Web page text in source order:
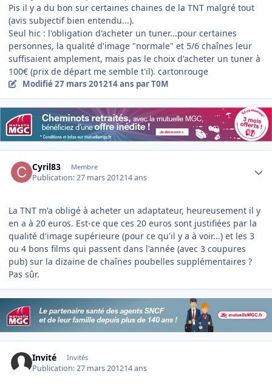
Pis il y a du bon sur certaines chaines de la TNT malgré tout
(avis subjectif bien entendu...).
Seul hic : l'obligation d'acheter un tuner...pour certaines
personnes, la qualité d'image "normale" et 5/6 chaînes leur
suffisaient amplement, mais pas le choix d'acheter un tuner à
100€ (prix de départ me semble t'il). cartonrouge
Modifié27 mars 201214 ans par T0M
Cyril83 Membre
Publication:27 mars 201214 ans
La TNT m'a obligé à acheter un adaptateur, heureusement il y
en a à 20 euros. Est-ce que ces 20 euros sont justifiées par la
qualité d'image supérieure (pour ce qu'il y a à voir...) et les 3
ou 4 bons films qui passent dans l'année (avec 3 coupures
pub) sur la dizaine de chaînes poubelles supplémentaires ?
Pas sûr.
Invité Invités
Publication:27 mars 201214 ans